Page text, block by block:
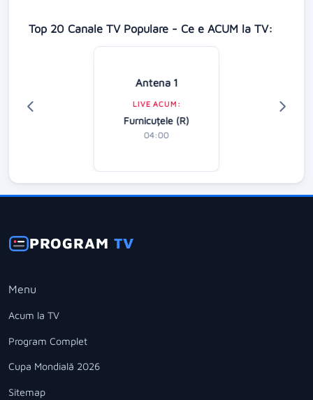
Top 20 Canale TV Populare - Ce e ACUM la TV:
Antena 1
LIVE ACUM:
Furnicuțele (R)
04:00
PROGRAMTV
Menu
Acum la TV
Program Complet
Cupa Mondială 2026
Sitemap